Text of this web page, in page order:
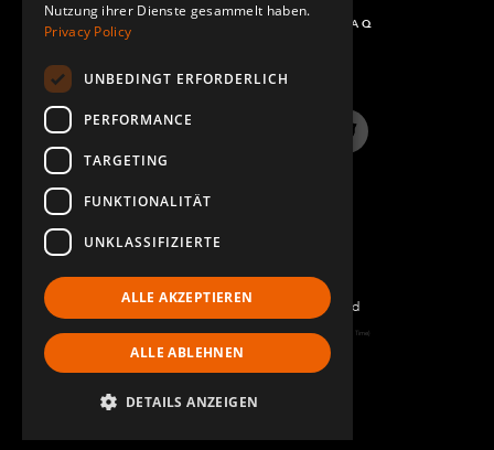
FRAGEN UND ANTWORTEN - FAQ
InstagramTwitter
©2022 FlexQube – All rights reserved
Page generated: Sun Aug 09 2026 08:19:01 GMT+0000 (Coordinated Universal Time)
Impressum
Nutzung ihrer Dienste gesammelt haben.
Privacy Policy
UNBEDINGT ERFORDERLICH
PERFORMANCE
TARGETING
FUNKTIONALITÄT
UNKLASSIFIZIERTE
ALLE AKZEPTIEREN
ALLE ABLEHNEN
DETAILS ANZEIGEN